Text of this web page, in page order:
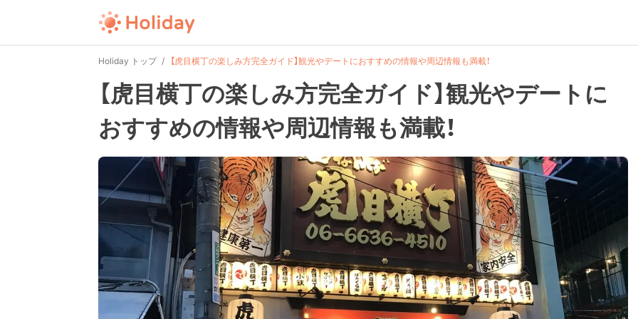
Holiday トップ 【虎目横丁の楽しみ方完全ガイド】観光やデートにおすすめの情報や周辺情報も満載！
【虎目横丁の楽しみ方完全ガイド】観光やデートに
おすすめの情報や周辺情報も満載！